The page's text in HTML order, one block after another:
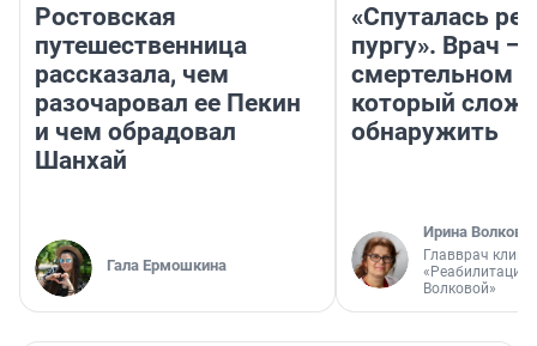
Ростовская
путешественница
рассказала, чем
разочаровал ее Пекин
и чем обрадовал
Шанхай
Гала Ермошкина
«Спуталась
пургу». Врач —
смертельном
который
обнаружить
Ирина Волкова
Главврач
«Реабилитация
Волковой»